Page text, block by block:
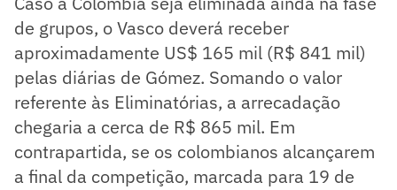
de grupos, o Vasco deverá receber
aproximadamente US$ 165 mil (R$ 841 mil)
pelas diárias de Gómez. Somando o valor
referente às Eliminatórias, a arrecadação
chegaria a cerca de R$ 865 mil. Em
contrapartida, se os colombianos alcançarem
a final da competição, marcada para 19 de